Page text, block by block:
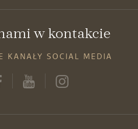
w kontakcie
KANAŁY SOCIAL MEDIA